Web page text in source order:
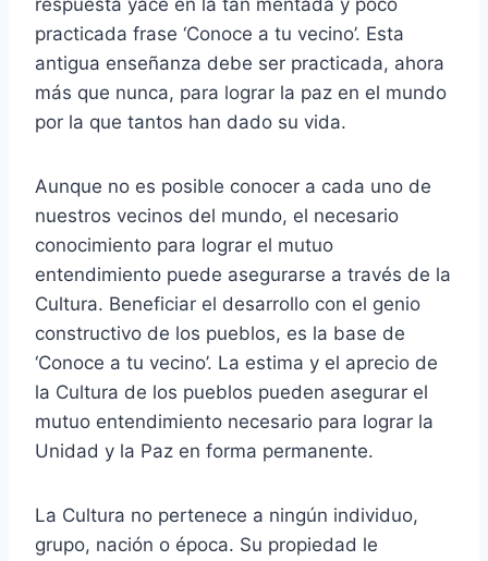
practicada frase ‘Conoce a tu vecino’. Esta
antigua enseñanza debe ser practicada, ahora
más que nunca, para lograr la paz en el mundo
por la que tantos han dado su vida.
Aunque no es posible conocer a cada uno de
nuestros vecinos del mundo, el necesario
conocimiento para lograr el mutuo
entendimiento puede asegurarse a través de la
Cultura. Beneficiar el desarrollo con el genio
constructivo de los pueblos, es la base de
‘Conoce a tu vecino’. La estima y el aprecio de
la Cultura de los pueblos pueden asegurar el
mutuo entendimiento necesario para lograr la
Unidad y la Paz en forma permanente.
La Cultura no pertenece a ningún individuo,
grupo, nación o época. Su propiedad le